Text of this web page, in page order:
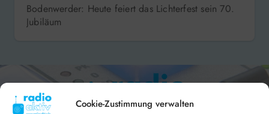
Cookie-Zustimmung verwalten
Bodenwerder: Heute feiert das Lichterfest sein 70.
Jubiläum